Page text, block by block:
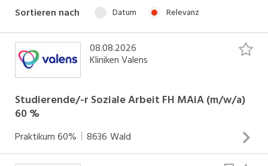
Lehrstelle
Ferienjob
POSITION
Führungsposition
Management / Kader
Einkauf, Logistik, Transport, Verkehr
Engineering, Technik, Architektur
Gartenbau, Landwirtschaft, Forstwirtschaft
Lebensmittel
Immobilien, Facility Management, Reinigung
Sortieren nach Datum Relevanz
08.08.2026
Kliniken Valens
Studierende/-r Soziale Arbeit FH MAiA (m/w/a)
60 %
Praktikum60% 8636 Wald